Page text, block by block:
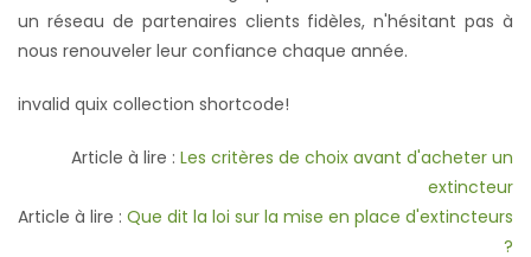
un réseau de partenaires clients fidèles, n'hésitant pas à
nous renouveler leur confiance chaque année.
invalid quix collection shortcode!
Article à lire : Les critères de choix avant d'acheter un
extincteur
Article à lire : Que dit la loi sur la mise en place d'extincteurs
?